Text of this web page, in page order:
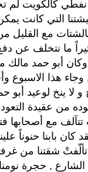
نفطي كالكويت لم
التي كانت
مع القليل
ما نتخلف عن
أبو حمد مالك
هذا الاسبوع
و لا ينخ لوعيد أبو
من عقيدة التعود
تتآلف مع
بابنا حنوناً
شقتنا من
, حجرة